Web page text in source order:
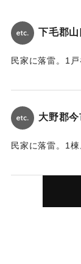
下毛郡山
民家に落雷。1
｜固有コード:
大野郡
民家に落雷。1